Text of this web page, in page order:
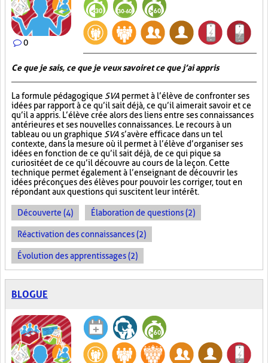
0
Ce que je sais, ce que je veux savoir et ce que j’ai appris
La formule pédagogique SVA permet à l’élève de confronter ses
idées par rapport à ce qu’il sait déjà, ce qu’il aimerait savoir et ce
qu’il a appris. L’élève crée alors des liens entre ses connaissances
antérieures et ses nouvelles connaissances. Le recours à un
tableau ou un graphique SVA s’avère efficace dans un tel
contexte, dans la mesure où il permet à l’élève d’organiser ses
idées en fonction de ce qu’il sait déjà, de ce qui pique sa
curiosité et de ce qu’il découvre au cours de la leçon. Cette
technique permet également à l’enseignant de découvrir les
idées préconçues des élèves pour pouvoir les corriger, tout en
répondant aux questions qui suscitent leur intérêt.
Découverte (4) Élaboration de questions (2)
Réactivation des connaissances (2)
Évolution des apprentissages (2)
BLOGUE